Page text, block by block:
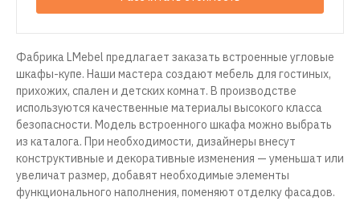
Фабрика LMebel предлагает заказать встроенные угловые
шкафы-купе. Наши мастера создают мебель для гостиных,
прихожих, спален и детских комнат. В производстве
используются качественные материалы высокого класса
безопасности. Модель встроенного шкафа можно выбрать
из каталога. При необходимости, дизайнеры внесут
конструктивные и декоративные изменения — уменьшат или
увеличат размер, добавят необходимые элементы
функционального наполнения, поменяют отделку фасадов.